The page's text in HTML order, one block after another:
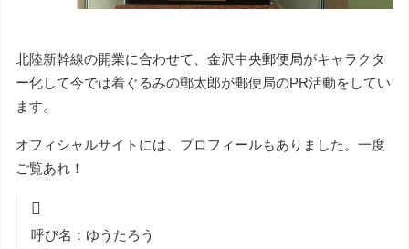
北陸新幹線の開業に合わせて、金沢中央郵便局がキャラクタ
ー化して今では着ぐるみの郵太郎が郵便局のPR活動をしてい
ます。
オフィシャルサイトには、プロフィールもありました。一度
ご覧あれ！
呼び名：ゆうたろう